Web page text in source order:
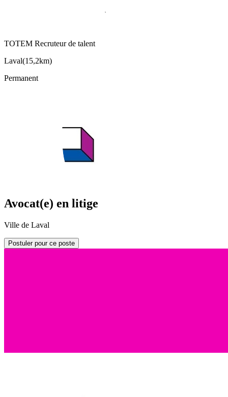
TOTEM Recruteur de talent
Laval(15,2km)
Permanent
Avocat(e) en litige
Ville de Laval
Postuler pour ce poste